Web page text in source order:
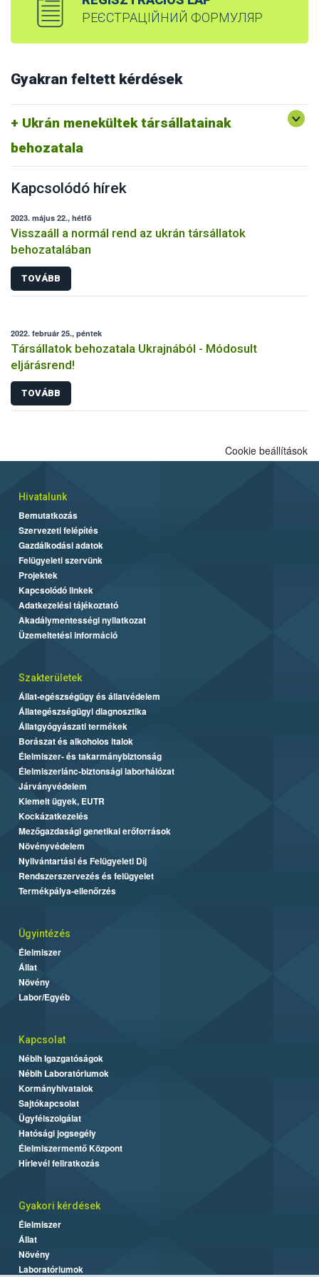
РЕЄСТРАЦІЙНИЙ ФОРМУЛЯР
Gyakran feltett kérdések
Ukrán menekültek társállatainak
behozatala
Kapcsolódó hírek
2023. május 22., hétfő
Visszaáll a normál rend az ukrán társállatok
behozatalában
TOVÁBB
2022. február 25., péntek
Társállatok behozatala Ukrajnából - Módosult
eljárásrend!
TOVÁBB
Cookie beállítások
Hivatalunk
Bemutatkozás
Szervezeti felépítés
Gazdálkodási adatok
Felügyeleti szervünk
Projektek
Kapcsolódó linkek
Adatkezelési tájékoztató
Akadálymentességi nyilatkozat
Üzemeltetési információ
Szakterületek
Állat-egészségügy és állatvédelem
Állategészségügyi diagnosztika
Állatgyógyászati termékek
Borászat és alkoholos italok
Élelmiszer- és takarmánybiztonság
Élelmiszerlánc-biztonsági laborhálózat
Járványvédelem
Kiemelt ügyek, EUTR
Kockázatkezelés
Mezőgazdasági genetikai erőforrások
Növényvédelem
Nyilvántartási és Felügyeleti Díj
Rendszerszervezés és felügyelet
Termékpálya-ellenőrzés
Ügyintézés
Élelmiszer
Állat
Növény
Labor/Egyéb
Kapcsolat
Nébih Igazgatóságok
Nébih Laboratóriumok
Kormányhivatalok
Sajtókapcsolat
Ügyfélszolgálat
Hatósági jogsegély
Élelmiszermentő Központ
Hírlevél feliratkozás
Gyakori kérdések
Élelmiszer
Állat
Növény
Laboratóriumok